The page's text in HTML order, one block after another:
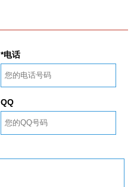
*电话
QQ